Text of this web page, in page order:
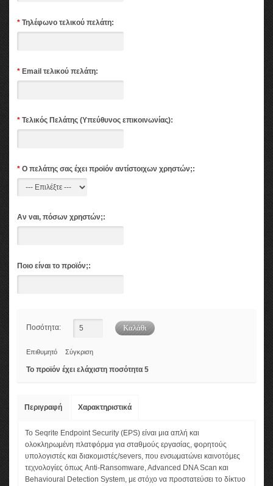
* Τηλέφωνο τελικού πελάτη:
* Email τελικού πελάτη:
* Τελικός Πελάτης (Υπεύθυνος επικοινωνίας):
* Ο πελάτης σας έχει προϊόν αντίστοιχων χρηστών;:
Αν ναι, πόσων χρηστών;:
Ποιο είναι το προϊόν;:
Ποσότητα:
Επιθυμητό Σύγκριση
Το προϊόν έχει ελάχιστη ποσότητα 5
Περιγραφή Χαρακτηριστικά
Το Seqrite Endpoint Security (EPS) είναι μια απλή και
ολοκληρωμένη πλατφόρμα για σταθμούς εργασίας, φορητούς
υπολογιστές και διακομιστές/severs, που ενσωματώνει καινοτόμες
τεχνολογίες όπως Anti-Ransomware, Advanced DNA Scan και
Behavioural Detection System, με στόχο να προστατεύσει το δίκτυο